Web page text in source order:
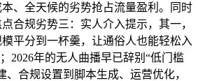
、全天候的劣势抢占流量盈利。同时
合规劣势三：实人介入提示，其一，
平分到一杯羹，让通俗人也能轻松入
2026年的无人曲播早已辞别“低门槛
、合规设置到脚本生成、运营优化，